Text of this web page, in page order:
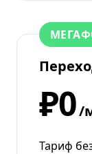
₽0/
Тариф